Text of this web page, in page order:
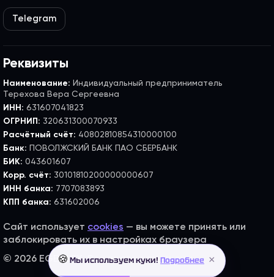
Telegram
Реквизиты
Наименование: Индивидуальный предприниматель
Терехова Вера Сергеевна
ИНН: 631607041823
ОГРНИП: 320631300070933
Расчётный счёт: 40802810854310000100
Банк: ПОВОЛЖСКИЙ БАНК ПАО СБЕРБАНК
БИК: 043601607
Корр. счёт: 30101810200000000607
ИНН банка: 7707083893
КПП банка: 631602006
Сайт использует cookies — вы можете принять или
заблокировать их в настройках браузера
© 2026 EGE FLEX. Все права защищены.
🍪 Мы используем куки! Подробнее ×